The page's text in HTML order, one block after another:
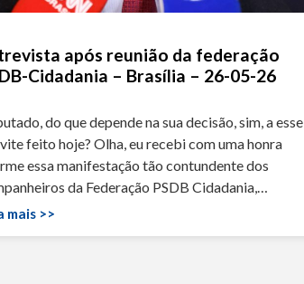
após reunião da federação
Cidadania – Brasília – 26-05-26
do que depende na sua decisão, sim, a esse
feito hoje? Olha, eu recebi com uma honra
essa manifestação tão contundente dos
da Federação PSDB Cidadania,…
mais >>